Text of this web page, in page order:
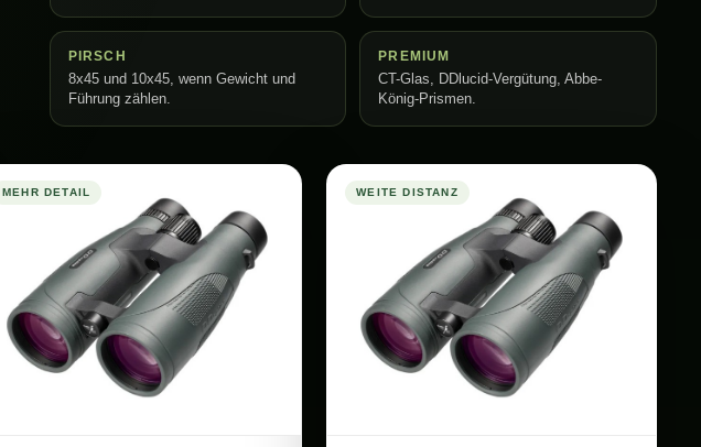
PIRSCH
8x45 und 10x45, wenn Gewicht und
Führung zählen.
PREMIUM
CT-Glas, DDlucid-Vergütung, Abbe-
König-Prismen.
MEHR DETAIL WEITE DISTANZ